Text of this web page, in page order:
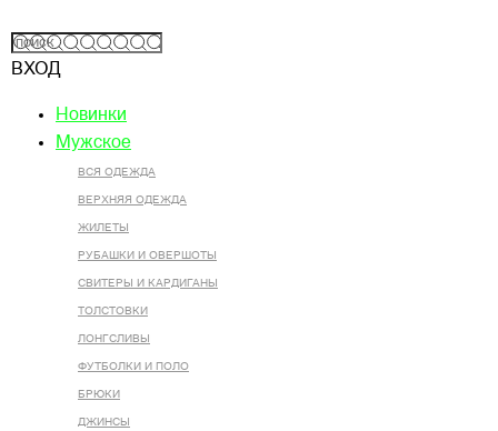
ВХОД
Новинки
Мужское
ВСЯ ОДЕЖДА
ВЕРХНЯЯ ОДЕЖДА
ЖИЛЕТЫ
РУБАШКИ И ОВЕРШОТЫ
СВИТЕРЫ И КАРДИГАНЫ
ТОЛСТОВКИ
ЛОНГСЛИВЫ
ФУТБОЛКИ И ПОЛО
БРЮКИ
ДЖИНСЫ